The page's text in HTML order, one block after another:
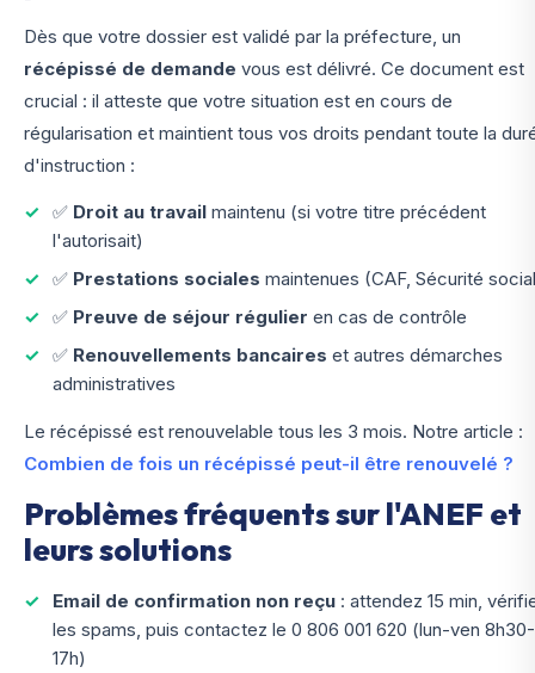
Dès que votre dossier est validé par la préfecture, un
récépissé de demande vous est délivré. Ce document est
crucial : il atteste que votre situation est en cours de
régularisation et maintient tous vos droits pendant toute la
d'instruction :
✅ Droit au travail maintenu (si votre titre précédent
l'autorisait)
✅ Prestations sociales maintenues (CAF, Sécurité
✅ Preuve de séjour régulier en cas de contrôle
✅ Renouvellements bancaires et autres démarches
administratives
Le récépissé est renouvelable tous les 3 mois. Notre article :
Combien de fois un récépissé peut-il être renouvelé ?
Problèmes fréquents sur l'ANEF et
leurs solutions
Email de confirmation non reçu : attendez 15 min,
les spams, puis contactez le 0 806 001 620 (lun-ven 8h30-
17h)